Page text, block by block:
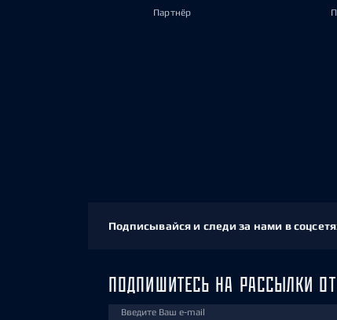
Партнёр
Подписывайся и следи за нами в
ПОДПИШИТЕСЬ НА РАССЫЛКИ
Введите Ваш e-mail